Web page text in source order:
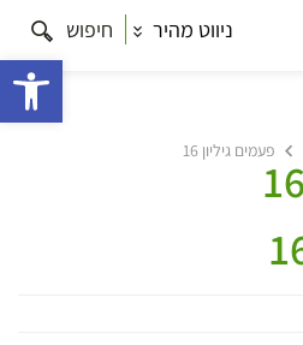
ניווט מהיר חיפוש
פעמים גיליון 16